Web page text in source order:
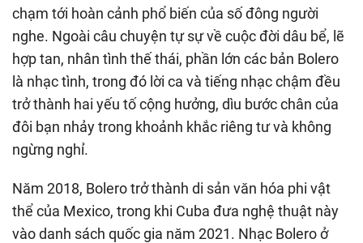
chạm tới hoàn cảnh phổ biến của số đông người
nghe. Ngoài câu chuyện tự sự về cuộc đời dâu bể, lẽ
hợp tan, nhân tình thế thái, phần lớn các bản Bolero
là nhạc tình, trong đó lời ca và tiếng nhạc chậm đều
trở thành hai yếu tố cộng hưởng, dìu bước chân của
đôi bạn nhảy trong khoảnh khắc riêng tư và không
ngừng nghỉ.
Năm 2018, Bolero trở thành di sản văn hóa phi vật
thể của Mexico, trong khi Cuba đưa nghệ thuật này
vào danh sách quốc gia năm 2021. Nhạc Bolero ở